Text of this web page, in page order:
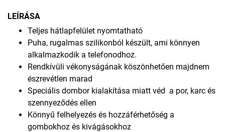
LEÍRÁSA
Teljes hátlapfelület nyomtatható
Puha, rugalmas szilikonból készült, ami könnyen
alkalmazkodik a telefonodhoz.
Rendkívüli vékonyságának köszönhetően majdnem
észrevétlen marad
Speciális dombor kialakítása miatt véd a por, karc és
szennyeződés ellen
Könnyű felhelyezés és hozzáférhetőség a
gombokhoz és kivágásokhoz